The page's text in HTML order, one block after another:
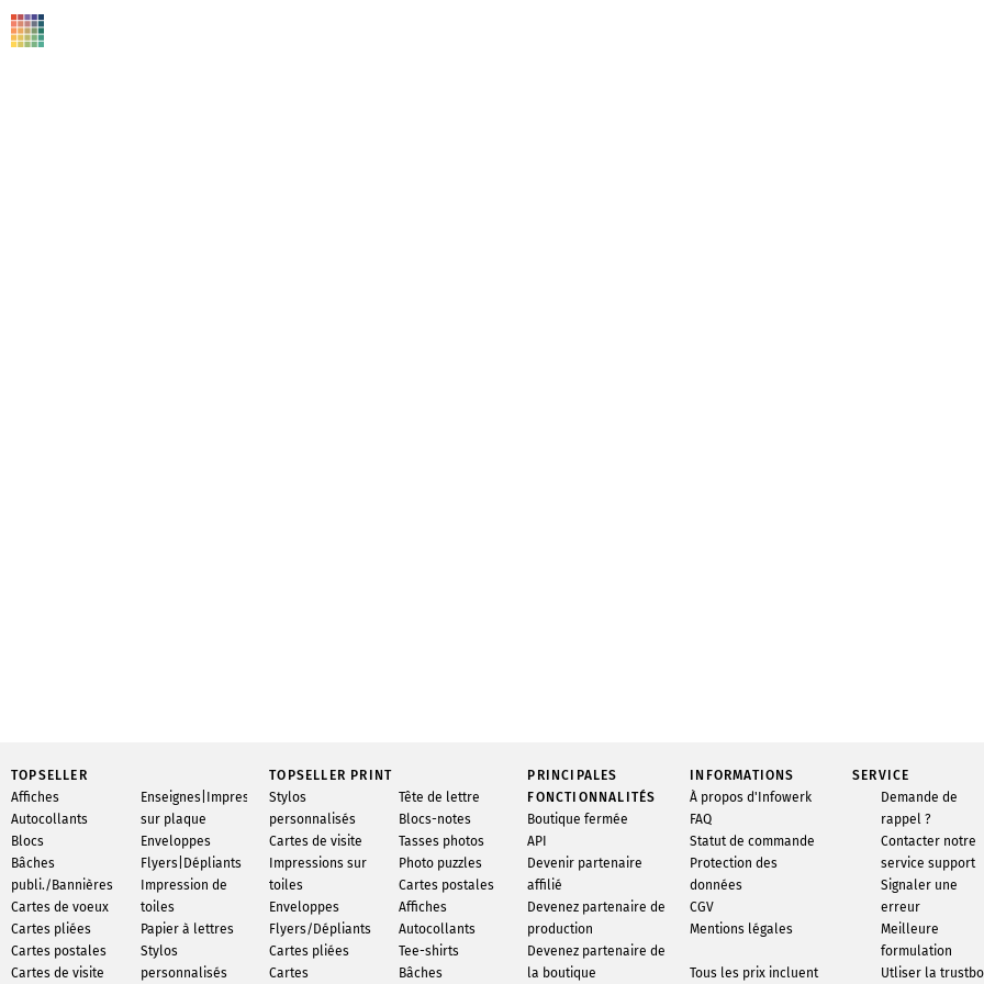
TOPSELLER
Affiches
Autocollants
Blocs
Bâches
publi./Bannières
Cartes de voeux
Cartes pliées
Cartes postales
Cartes de visite
Enseignes|Impression
sur plaque
Enveloppes
Flyers|Dépliants
Impression de
toiles
Papier à lettres
Stylos
personnalisés
TOPSELLER PRINT
Stylos
personnalisés
Cartes de visite
Impressions sur
toiles
Enveloppes
Flyers/Dépliants
Cartes pliées
Cartes
Tête de lettre
Blocs-notes
Tasses photos
Photo puzzles
Cartes postales
Affiches
Autocollants
Tee-shirts
Bâches
PRINCIPALES
FONCTIONNALITÉS
Boutique fermée
API
Devenir partenaire
affilié
Devenez partenaire de
production
Devenez partenaire de
la boutique
INFORMATIONS
À propos d'Infowerk
FAQ
Statut de commande
Protection des
données
CGV
Mentions légales
Tous les prix incluent
SERVICE
Demande de
rappel ?
Contacter notre
service support
Signaler une
erreur
Meilleure
formulation
Utliser la